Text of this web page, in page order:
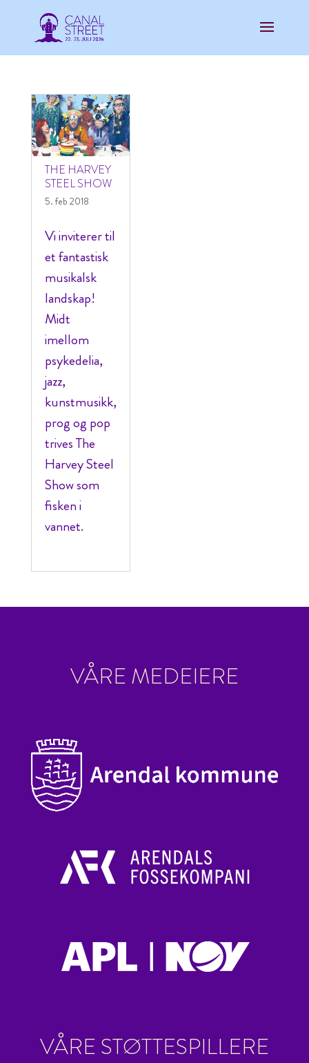
THE HARVEY
STEEL SHOW
5. feb 2018
Vi inviterer til
et fantastisk
musikalsk
landskap!
Midt
imellom
psykedelia,
jazz,
kunstmusikk,
prog og pop
trives The
Harvey Steel
Show som
fisken i
vannet.
VÅRE MEDEIERE
VÅRE STØTTESPILLERE